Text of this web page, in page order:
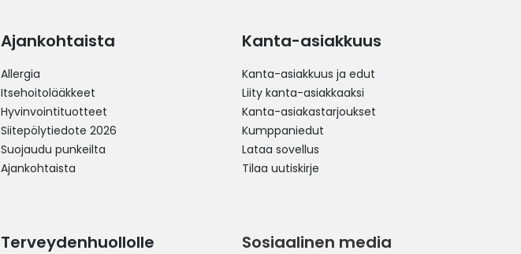
Ajankohtaista
Allergia
Itsehoitolääkkeet
Hyvinvointituotteet
Siitepölytiedote 2026
Suojaudu punkeilta
Ajankohtaista
Kanta-asiakkuus
Kanta-asiakkuus ja edut
Liity kanta-asiakkaaksi
Kanta-asiakastarjoukset
Kumppaniedut
Lataa sovellus
Tilaa uutiskirje
Terveydenhuollolle Sosiaalinen media